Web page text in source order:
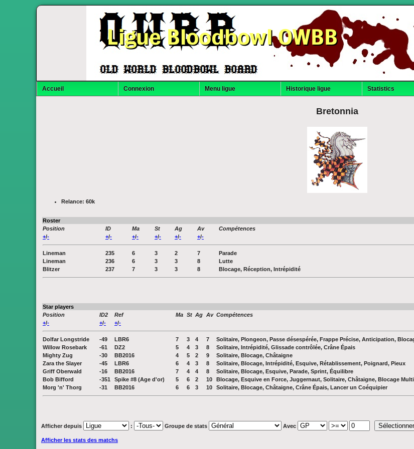
Ligue Bloodbowl OWBB
Accueil Connexion Menu ligue Historique ligue Statistics
Bretonnia
Relance: 60k
Roster
Position
ID Ma St Ag Av Compétences
+/- +/- +/- +/- +/- +/-
Lineman 235 6 3 2 7 Parade
Lineman
236 6 3 3 8 Lutte
Blitzer
237 7 3 3 8 Blocage, Réception, Intrépidité
Star players
Position
ID2 Ref Ma St Ag Av Compétences
+/- +/- +/-
Dolfar Longstride -49 LBR6 7 3 4 7 Solitaire, Plongeon, Passe désespérée, Frappe Précise, Anticipation,
Willow Rosebark
-61 DZ2 5 4 3 8 Solitaire, Intrépidité, Glissade contrôlée, Crâne Épais
Mighty Zug
-30 BB2016 4 5 2 9 Solitaire, Blocage, Châtaigne
Zara the Slayer
-45 LBR6 6 4 3 8 Solitaire, Blocage, Intrépidité, Esquive, Rétablissement, Poignard, Pieux
Griff Oberwald
-16 BB2016 7 4 4 8 Solitaire, Blocage, Esquive, Parade, Sprint, Équilibre
Bob Bifford
-351 Spike #8 (Age d'or) 5 6 2 10 Blocage, Esquive en Force, Juggernaut, Solitaire, Châtaigne, Blocage
Morg 'n' Thorg
-31 BB2016 6 6 3 10 Solitaire, Blocage, Châtaigne, Crâne Épais, Lancer un Coéquipier
Afficher depuis : Groupe de stats Avec
Afficher les stats des matchs